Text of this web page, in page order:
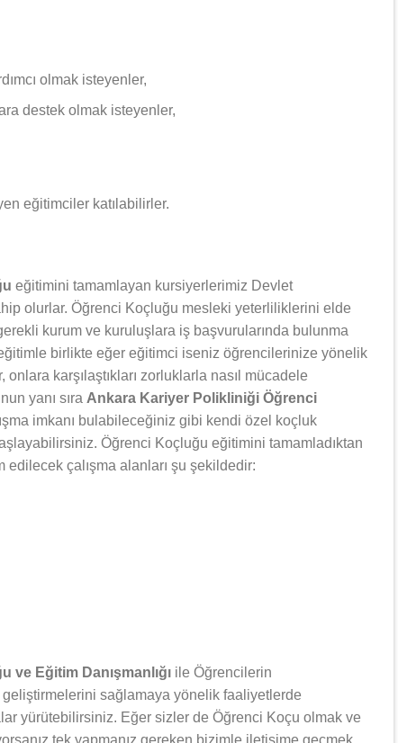
olmak isteyenler,
destek olmak isteyenler,
eğitimciler katılabilirler.
eğitimini tamamlayan kursiyerlerimiz Devlet
olurlar. Öğrenci Koçluğu mesleki yeterliliklerini elde
kurum ve kuruluşlara iş başvurularında bulunma
birlikte eğer eğitimci iseniz öğrencilerinize yönelik
karşılaştıkları zorluklarla nasıl mücadele
yanı sıra Ankara Kariyer Polikliniği Öğrenci
imkanı bulabileceğiniz gibi kendi özel koçluk
Öğrenci Koçluğu eğitimini tamamladıktan
çalışma alanları şu şekildedir:
Eğitim Danışmanlığı ile Öğrencilerin
sağlamaya yönelik faaliyetlerde
yürütebilirsiniz. Eğer sizler de Öğrenci Koçu olmak ve